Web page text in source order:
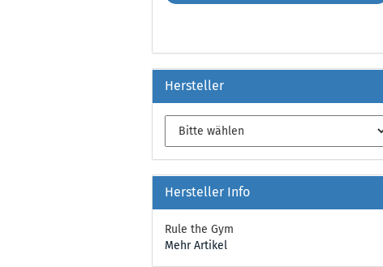
Hersteller
Hersteller Info
Rule the Gym
Mehr Artikel